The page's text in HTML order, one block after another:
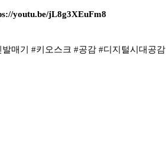
youtu.be/jL8g3XEuFm8
매기 #키오스크 #공감 #디지털시대공감